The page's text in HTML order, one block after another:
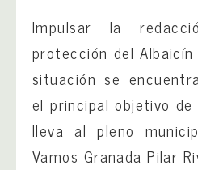
Impulsar la
protección del
situación se
el principal objetivo
lleva al pleno
Vamos Granada Pilar